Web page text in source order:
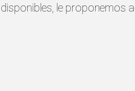
le proponemos